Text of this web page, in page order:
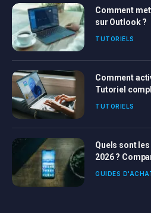
Comment
sur Outlook ?
TUTORIELS
Comment
Tutoriel
TUTORIELS
Quels sont
2026 ?
GUIDES